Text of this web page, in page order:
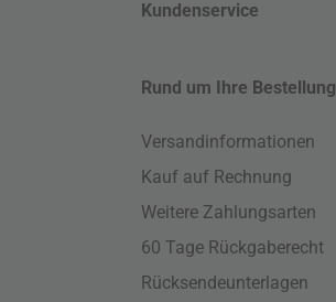
Kundenservice
Rund um Ihre Bestellung
Versandinformationen
Kauf auf Rechnung
Weitere Zahlungsarten
60 Tage Rückgaberecht
Rücksendeunterlagen